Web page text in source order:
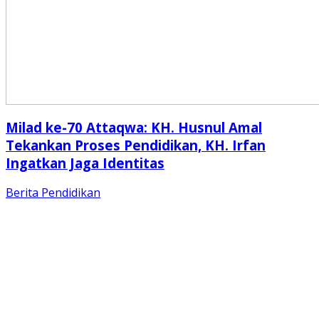
Milad ke-70 Attaqwa: KH. Husnul Amal
Tekankan Proses Pendidikan, KH. Irfan
Ingatkan Jaga Identitas
Berita Pendidikan